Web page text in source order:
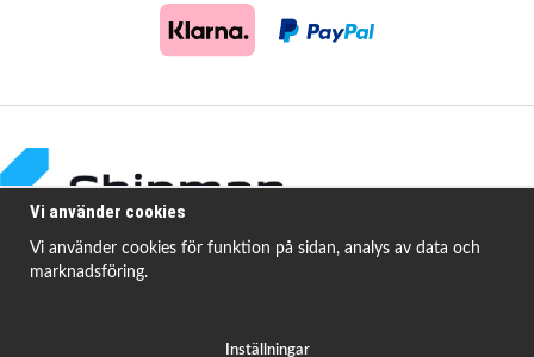
vanligt förekommande fordonsproblem.
Vi använder cookies
Vi använder cookies för funktion på sidan, analys av data och
marknadsföring.
Inställningar